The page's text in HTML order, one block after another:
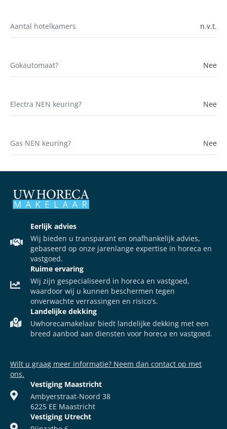
Aantal hotelkamers n.v.t.
Gokautomaat? Nee
Electra NEN keuring? Nee
Gas NEN keuring? Nee
Eerlijk advies
Wij bieden u transparant en onafhankelijk advies,
gebaseerd op onze jarenlange expertise in horeca en
vastgoed.
Ruime ervaring
Wij zijn gespecialiseerd in horeca en vastgoed,
waardoor wij u kunnen beschermen tegen
onverwachte verrassingen en risico's.
Landelijke dekking
Uwhorecamakelaar biedt landelijke dekking met een
breed aanbod aan diensten voor horeca en vastgoed.
Wilt u graag meer informatie? Neem dan contact op met
ons.
Vestiging Maastricht
Ambyerstraat-Noord 38
6225 EE Maastricht
Vestiging Utrecht